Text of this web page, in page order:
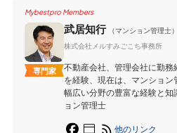
Mybestpro Members
専門家
武居知行
（マンション管理士）
株式会社メルすみごこち事務所
不動産会社、管理会社に勤
を経験、現在は、マンション
幅広い分野の豊富な経験と
ョン管理士
他のリンク